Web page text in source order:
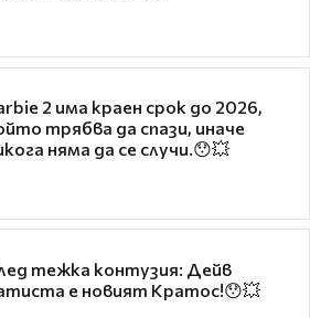
2 има краен срок до 2026,
трябва да спази, иначе
няма да се случи.😯💥
тежка контузия: Дейв
е новият Кратос!😯💥